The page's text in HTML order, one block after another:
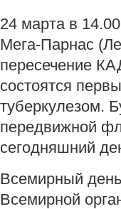
24 марта в
Мега-Парнас
пересечение
состоятся
туберкулезом.
передвижной
сегодняшний
Всемирный
Всемирной